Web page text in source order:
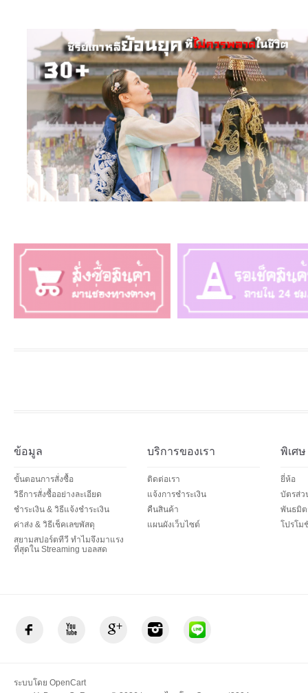
ข้อมูล
ขั้นตอนการสั่งซื้อ
วิธีการสั่งซื้ออย่างละเอียด
ชำระเงิน & วิธีแจ้งชำระเงิน
ค่าส่ง & วิธีเช็คเลขพัสดุ
สยามสปอร์ตทีวี ทำไมจึงมาแรง
ที่สุดใน Streaming บอลสด
บริการของเรา
ติดต่อเรา
แจ้งการชำระเงิน
คืนสินค้า
แผนผังเว็บไซต์
พิเศษ
ยี่ห้อ
บัตรส่ว
พันธมิต
โปรโม
ระบบโดย OpenCart